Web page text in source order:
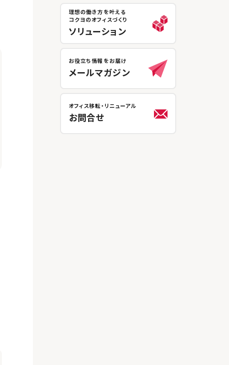
理想の働き方を叶える
コクヨのオフィスづくり
ソリューション
お役立ち情報をお届け
メールマガジン
オフィス移転・リニューアル
お問合せ